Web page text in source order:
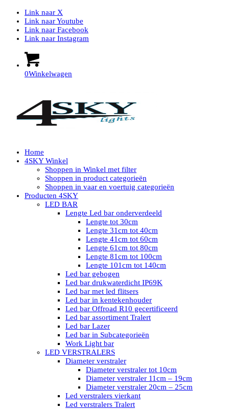
Link naar X
Link naar Youtube
Link naar Facebook
Link naar Instagram
0Winkelwagen
Home
4SKY Winkel
Shoppen in Winkel met filter
Shoppen in product categorieën
Shoppen in vaar en voertuig categorieën
Producten 4SKY
LED BAR
Lengte Led bar onderverdeeld
Lengte tot 30cm
Lengte 31cm tot 40cm
Lengte 41cm tot 60cm
Lengte 61cm tot 80cm
Lengte 81cm tot 100cm
Lengte 101cm tot 140cm
Led bar gebogen
Led bar drukwaterdicht IP69K
Led bar met led flitsers
Led bar in kentekenhouder
Led bar Offroad R10 gecertificeerd
Led bar assortiment Tralert
Led bar Lazer
Led bar in Subcategorieën
Work Light bar
LED VERSTRALERS
Diameter verstraler
Diameter verstraler tot 10cm
Diameter verstraler 11cm – 19cm
Diameter verstraler 20cm – 25cm
Led verstralers vierkant
Led verstralers Tralert